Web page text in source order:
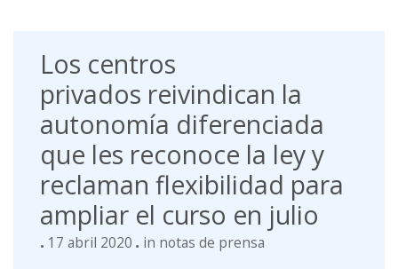
Los centros
privados reivindican la
autonomía diferenciada
que les reconoce la ley y
reclaman flexibilidad para
ampliar el curso en julio
17 abril 2020 in notas de prensa